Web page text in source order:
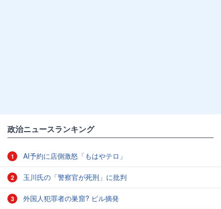
政治ニュースランキング
1 AI予約に店側激怒「もはやテロ」
2 玉川氏の「警察官が死刑」に批判
3 外国人犯罪者の巣窟? ビル摘発